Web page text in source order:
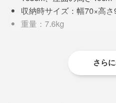
背もたれを127度まで倒し
収納時サイズ：幅70×高
重量：7.6kg
製品保証期間：お買い上
さら